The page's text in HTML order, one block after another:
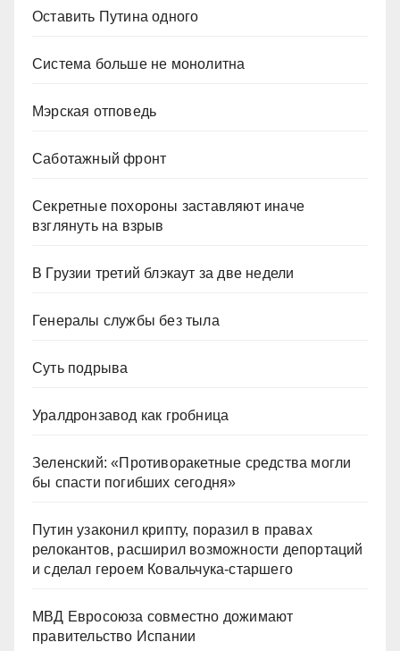
Оставить Путина одного
Система больше не монолитна
Мэрская отповедь
Саботажный фронт
Секретные похороны заставляют иначе
взглянуть на взрыв
В Грузии третий блэкаут за две недели
Генералы службы без тыла
Суть подрыва
Уралдронзавод как гробница
Зеленский: «Противоракетные средства могли
бы спасти погибших сегодня»
Путин узаконил крипту, поразил в правах
релокантов, расширил возможности депортаций
и сделал героем Ковальчука-старшего
МВД Евросоюза совместно дожимают
правительство Испании